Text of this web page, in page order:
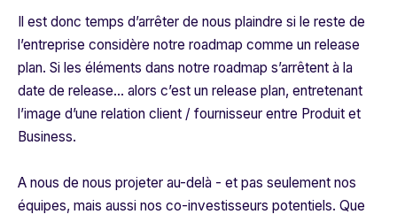
Il est donc temps d’arrêter de nous plaindre si le reste de
l’entreprise considère notre roadmap comme un release
plan. Si les éléments dans notre roadmap s’arrêtent à la
date de release… alors c’est un release plan, entretenant
l’image d’une relation client / fournisseur entre Produit et
Business.
A nous de nous projeter au-delà - et pas seulement nos
équipes, mais aussi nos co-investisseurs potentiels. Que